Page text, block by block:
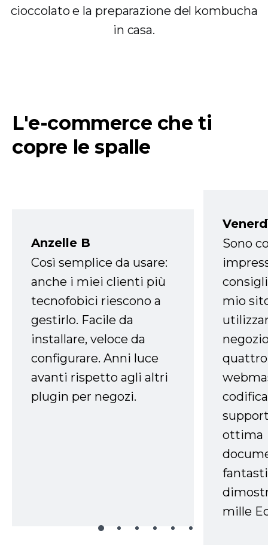
cioccolato e la preparazione del kombucha
in casa.
L'e-commerce che ti
copre le spalle
Anzelle B
Così semplice da usare:
anche i miei clienti più
tecnofobici riescono a
gestirlo. Facile da
installare, veloce da
configurare. Anni luce
avanti rispetto agli altri
plugin per negozi.
Sono
mio
ottima
mille